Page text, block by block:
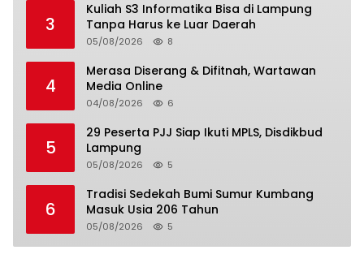
3
Kuliah S3 Informatika Bisa di Lampung
Tanpa Harus ke Luar Daerah
05/08/2026 8
4
Merasa Diserang & Difitnah, Wartawan
Media Online
04/08/2026 6
5
29 Peserta PJJ Siap Ikuti MPLS, Disdikbud
Lampung
05/08/2026 5
6
Tradisi Sedekah Bumi Sumur Kumbang
Masuk Usia 206 Tahun
05/08/2026 5